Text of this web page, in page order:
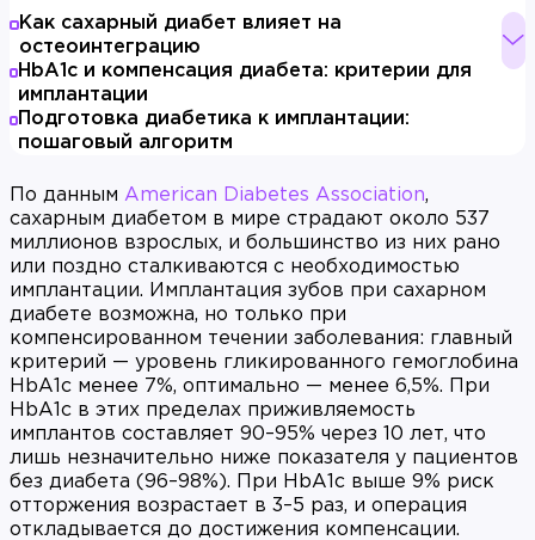
Как сахарный диабет влияет на
остеоинтеграцию
HbA1c и компенсация диабета: критерии для
имплантации
Подготовка диабетика к имплантации:
пошаговый алгоритм
По данным American Diabetes Association,
сахарным диабетом в мире страдают около 537
миллионов взрослых, и большинство из них рано
или поздно сталкиваются с необходимостью
имплантации. Имплантация зубов при сахарном
диабете возможна, но только при
компенсированном течении заболевания: главный
критерий — уровень гликированного гемоглобина
HbA1c менее 7%, оптимально — менее 6,5%. При
HbA1c в этих пределах приживляемость
имплантов составляет 90–95% через 10 лет, что
лишь незначительно ниже показателя у пациентов
без диабета (96–98%). При HbA1c выше 9% риск
отторжения возрастает в 3–5 раз, и операция
откладывается до достижения компенсации.